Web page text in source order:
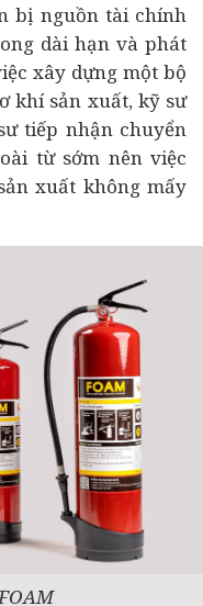
bị nguồn tài chính
dài hạn và phát
xây dựng một bộ
khí sản xuất, kỹ sư
tiếp nhận chuyển
từ sớm nên việc
xuất không mấy